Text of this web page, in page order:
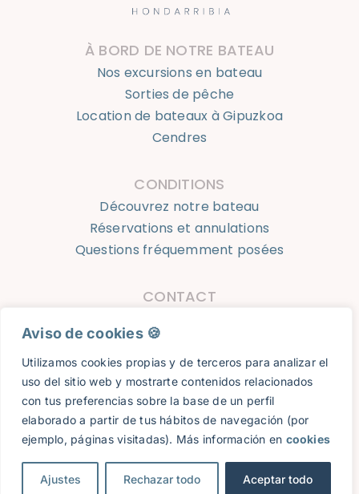
Aviso de cookies 🍪​
Utilizamos cookies propias y de terceros para analizar el
uso del sitio web y mostrarte contenidos relacionados
con tus preferencias sobre la base de un perfil
elaborado a partir de tus hábitos de navegación (por
ejemplo, páginas visitadas). Más información en cookies
Ajustes Rechazar todo Aceptar todo
À BORD DE NOTRE BATEAU
Nos excursions en bateau
Sorties de pêche
Location de bateaux à Gipuzkoa
Cendres
CONDITIONS
Découvrez notre bateau
Réservations et annulations
Questions fréquemment posées
CONTACT
info@oceantourshondarribia.com
Ocean Tours Hondarribia © 2026 |Avis légal|Politique de
confidentialité|Cookies|Réservations et annulations
Conception web:8imedia